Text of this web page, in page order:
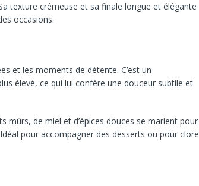
texture crémeuse et sa finale longue et élégante
occasions.
et les moments de détente. C’est un
élevé, ce qui lui confère une douceur subtile et
mûrs, de miel et d’épices douces se marient pour
Idéal pour accompagner des desserts ou pour clore